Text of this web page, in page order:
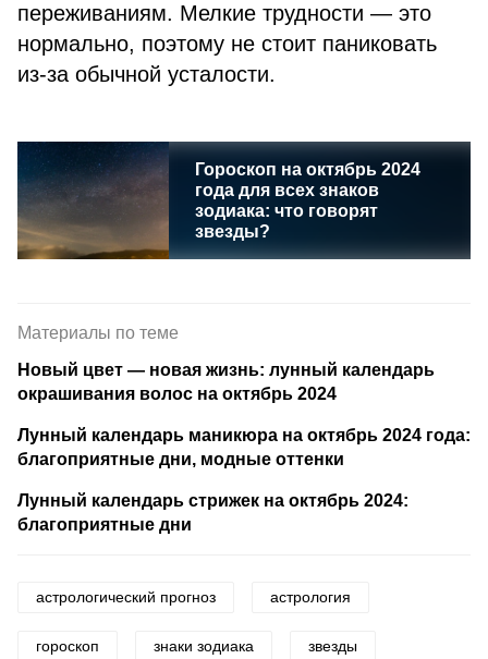
переживаниям. Мелкие трудности — это
нормально, поэтому не стоит паниковать
из-за обычной усталости.
Гороскоп на октябрь 2024
года для всех знаков
зодиака: что говорят
звезды?
Материалы по теме
Новый цвет — новая жизнь: лунный календарь
окрашивания волос на октябрь 2024
Лунный календарь маникюра на октябрь 2024 года:
благоприятные дни, модные оттенки
Лунный календарь стрижек на октябрь 2024:
благоприятные дни
астрологический прогноз астрология
гороскоп знаки зодиака звезды